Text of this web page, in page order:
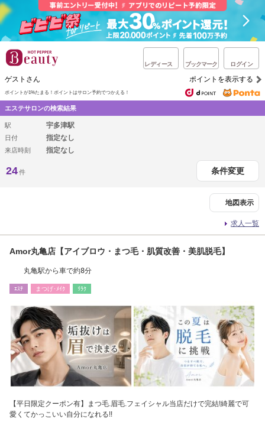
レディース ブックマーク ログイン
ゲストさん ポイントを表示する
ポイントが1%たまる！ ポイントはサロン予約でつかえる！
エステサロンの検索結果
駅 宇多津駅
日付 指定なし
来店時刻 指定なし
24件 条件変更
地図表示
求人一覧
Amor丸亀店【アイブロウ・まつ毛・肌質改善・美肌脱毛】
丸亀駅から車で約8分
ｴｽﾃ まつげ･ﾒｲｸ ﾘﾗｸ
【平日限定クーポン有】まつ毛.眉毛.フェイシャル当店だけで完結!綺麗で可
愛くてかっこいい自分になれる!!